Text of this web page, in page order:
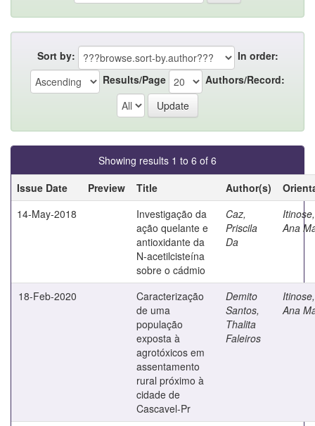
Sort by:
In order:
Results/Page
Authors/Record:
Showing results 1 to 6 of 6
Issue Date
Preview Title Author(s)
14-May-2018
Investigação da
ação quelante e
antioxidante da
N-acetilcisteína
sobre o cádmio
Caz,
Priscila
Da
Itinose,
Ana
18-Feb-2020
Caracterização
de uma
população
exposta à
agrotóxicos em
assentamento
rural próximo à
cidade de
Cascavel-Pr
Demito
Santos,
Thalita
Faleiros
Itinose,
Ana